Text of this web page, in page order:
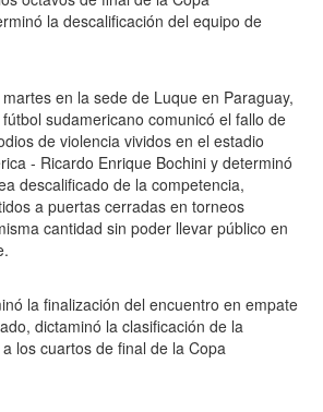
la descalificación del equipo de
en la sede de Luque en Paraguay,
sudamericano comunicó el fallo de
de violencia vividos en el estadio
- Ricardo Enrique Bochini y determinó
descalificado de la competencia,
a puertas cerradas en torneos
cantidad sin poder llevar público en
la finalización del encuentro en empate
dictaminó la clasificación de la
los cuartos de final de la Copa